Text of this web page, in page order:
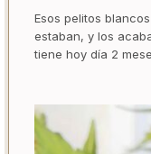
Esos pelitos
estaban, y los
tiene hoy día 2